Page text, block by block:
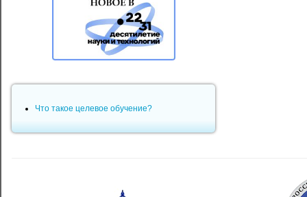
Что такое целевое обучение?